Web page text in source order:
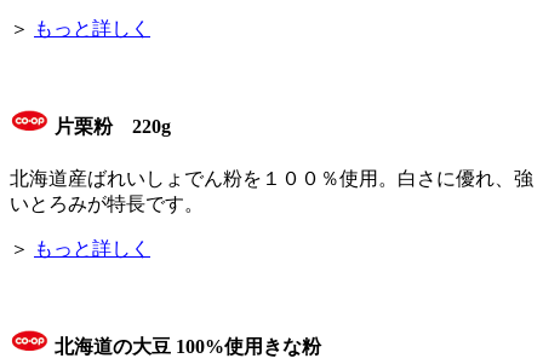
＞ もっと詳しく
片栗粉 220g
北海道産ばれいしょでん粉を１００％使用。白さに優れ、強
いとろみが特長です。
＞ もっと詳しく
北海道の大豆 100%使用きな粉